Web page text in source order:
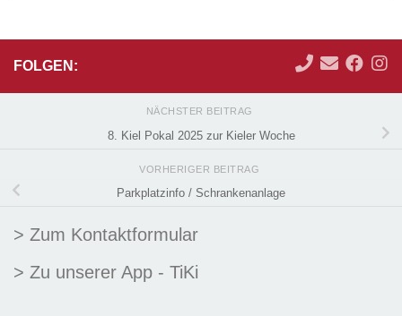
FOLGEN:
NÄCHSTER BEITRAG
8. Kiel Pokal 2025 zur Kieler Woche
VORHERIGER BEITRAG
Parkplatzinfo / Schrankenanlage
> Zum Kontaktformular
> Zu unserer App - TiKi